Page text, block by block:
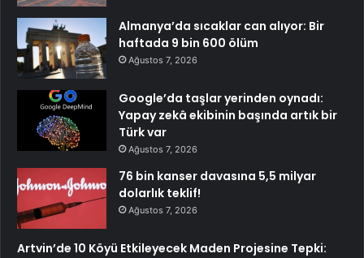
Almanya’da sıcaklar can alıyor: Bir
haftada 9 bin 600 ölüm
Ağustos 7, 2026
Google’da taşlar yerinden oynadı:
Yapay zekâ ekibinin başında artık bir
Türk var
Ağustos 7, 2026
76 bin kanser davasına 5,5 milyar
dolarlık teklif!
Ağustos 7, 2026
Artvin’de 10 Köyü Etkileyecek Maden Projesine Tepki: